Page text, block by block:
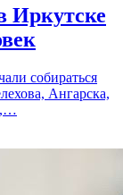
Иркутске
собираться
Ангарска,